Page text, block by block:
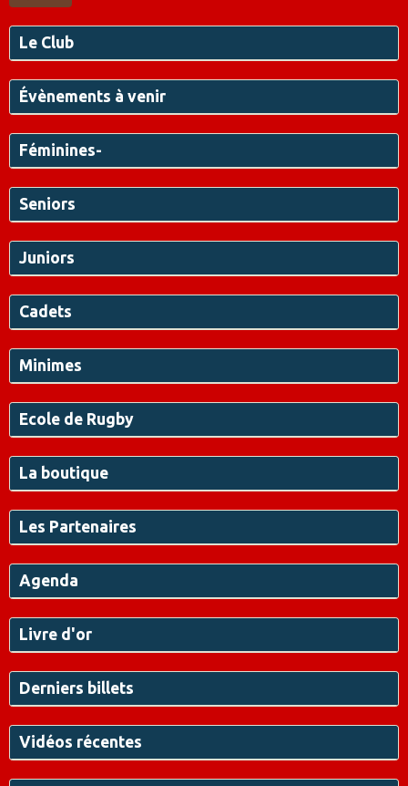
Le Club
Évènements à venir
Féminines-
Seniors
Juniors
Cadets
Minimes
Ecole de Rugby
La boutique
Les Partenaires
Agenda
Livre d'or
Derniers billets
Vidéos récentes